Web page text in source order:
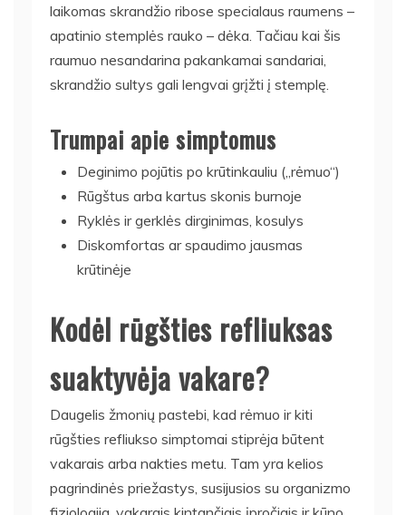
laikomas skrandžio ribose specialaus raumens –
apatinio stemplės rauko – dėka. Tačiau kai šis
raumuo nesandarina pakankamai sandariai,
skrandžio sultys gali lengvai grįžti į stemplę.
Trumpai apie simptomus
Deginimo pojūtis po krūtinkauliu („rėmuo“)
Rūgštus arba kartus skonis burnoje
Ryklės ir gerklės dirginimas, kosulys
Diskomfortas ar spaudimo jausmas
krūtinėje
Kodėl rūgšties refliuksas
suaktyvėja vakare?
Daugelis žmonių pastebi, kad rėmuo ir kiti
rūgšties refliukso simptomai stiprėja būtent
vakarais arba nakties metu. Tam yra kelios
pagrindinės priežastys, susijusios su organizmo